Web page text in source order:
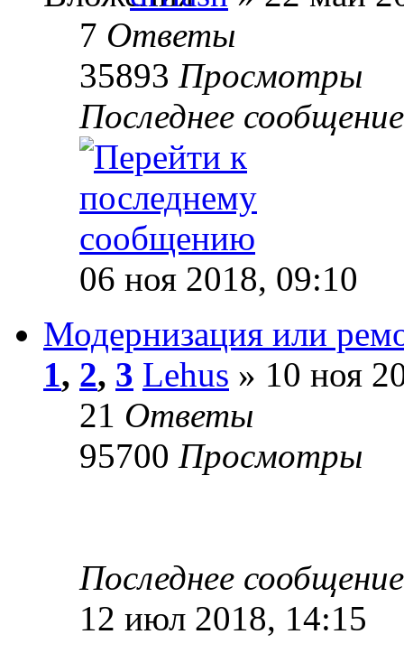
7 Ответы
35893 Просмотры
Последнее
06 ноя 2018, 09:10
Модернизация или
1, 2, 3 Lehus » 10 ноя
21 Ответы
95700 Просмотры
Последнее
12 июл 2018, 14:15